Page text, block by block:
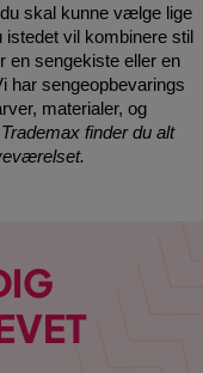
skal kunne vælge lige
vil kombinere stil
en sengekiste eller en
har sengeopbevarings
materialer, og
finder du alt